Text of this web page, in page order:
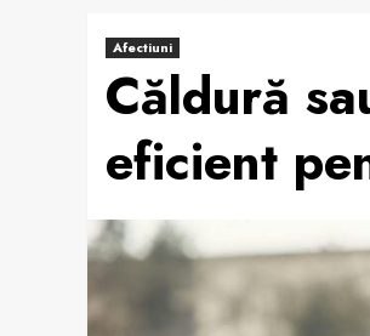
Afectiuni
Căldură
eficient